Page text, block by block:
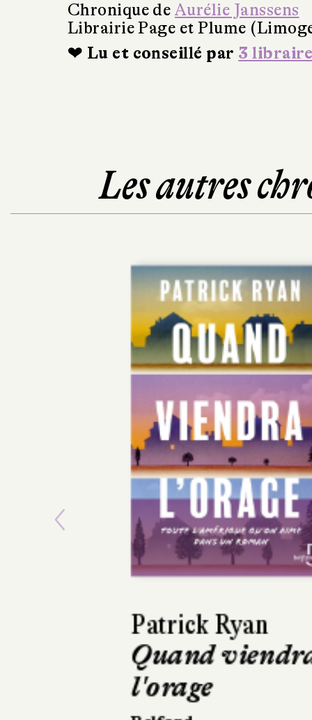
Chronique de Aurélie Janssens
Librairie Page et Plume
❤ Lu et conseillé par 3
Les autres
David Sala
Frankenstein
Casterman
220 pages, 28 €
Previous